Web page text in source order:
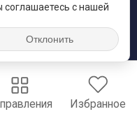
Избранное
соглашаетесь с нашей
Отклонить